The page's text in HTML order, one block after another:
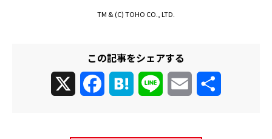
TM & (C) TOHO CO., LTD.
この記事をシェアする
FacebookHatena Line Email